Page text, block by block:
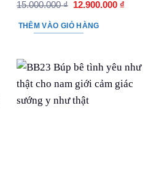
Được xếp
15.000.000₫ Giá
là:
15.000.000 ₫.
12.900.000 ₫
THÊM VÀO GIỎ HÀNG